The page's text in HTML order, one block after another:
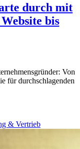
durch mit
bis
Von
für durchschlagenden
& Vertrieb